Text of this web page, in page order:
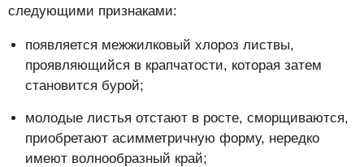
следующими признаками:
появляется межжилковый хлороз листвы,
проявляющийся в крапчатости, которая затем
становится бурой;
молодые листья отстают в росте, сморщиваются,
приобретают асимметричную форму, нередко
имеют волнообразный край;